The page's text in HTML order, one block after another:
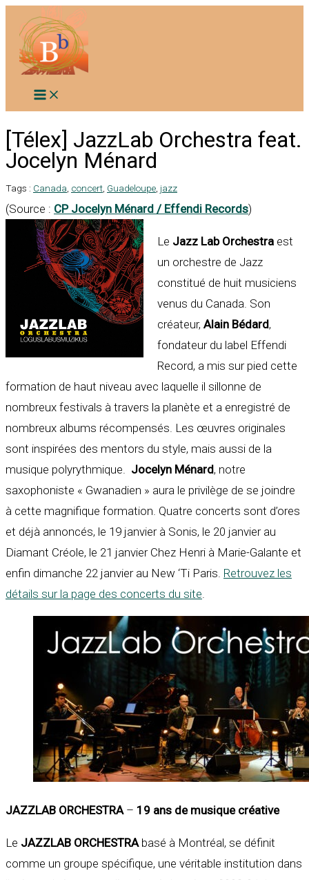
contenu
[Télex] JazzLab Orchestra feat.
Jocelyn Ménard
Tags : Canada, concert, Guadeloupe, jazz
(Source : CP Jocelyn Ménard / Effendi Records)
Le Jazz Lab Orchestra est
un orchestre de Jazz
constitué de huit musiciens
venus du Canada. Son
créateur, Alain Bédard,
fondateur du label Effendi
Record, a mis sur pied cette
formation de haut niveau avec laquelle il sillonne de
nombreux festivals à travers la planète et a enregistré de
nombreux albums récompensés. Les œuvres originales
sont inspirées des mentors du style, mais aussi de la
musique polyrythmique. Jocelyn Ménard, notre
saxophoniste « Gwanadien » aura le privilège de se joindre
à cette magnifique formation. Quatre concerts sont d’ores
et déjà annoncés, le 19 janvier à Sonis, le 20 janvier au
Diamant Créole, le 21 janvier Chez Henri à Marie-Galante et
enfin dimanche 22 janvier au New ‘Ti Paris. Retrouvez les
détails sur la page des concerts du site.
JAZZLAB ORCHESTRA– 19 ans de musique créative
Le JAZZLAB ORCHESTRAbasé à Montréal, se définit
comme un groupe spécifique, une véritable institution dans